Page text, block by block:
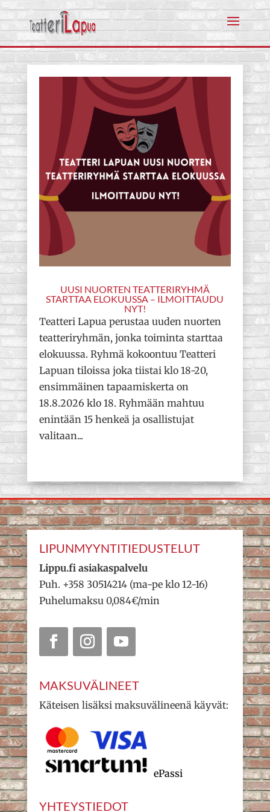
UUSI NUORTEN TEATTERIRYHMÄ
STARTTAA ELOKUUSSA – ILMOITTAUDU
NYT!
Teatteri Lapua perustaa uuden nuorten
teatteriryhmän, jonka toiminta starttaa
elokuussa. Ryhmä kokoontuu Teatteri
Lapuan tiloissa joka tiistai klo 18-20,
ensimmäinen tapaamiskerta on
18.8.2026 klo 18. Ryhmään mahtuu
enintään 15 henkeä ja osallistujat
valitaan...
LIPUNMYYNTITIEDUSTELUT
Lippu.fi asiakaspalvelu
Puh. +358 30514214 (ma-pe klo 12-16)
Puhelumaksu 0,084€/min
MAKSUVÄLINEET
Käteisen lisäksi maksuvälineenä käyvät:
ePassi
YHTEYSTIEDOT